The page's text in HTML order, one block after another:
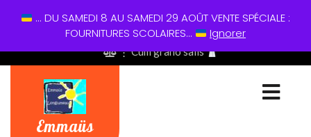
01 60 49 13 60
⋮ Cum grano salis
Emmaüs
... DU SAMEDI 8 AU SAMEDI 29 AOÛT VENTE SPÉCIALE :
FOURNITURES SCOLAIRES...
Ignorer